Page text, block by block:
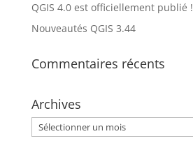
QGIS 4.0 est officiellement publié !
Nouveautés QGIS 3.44
Commentaires récents
Archives
Archives